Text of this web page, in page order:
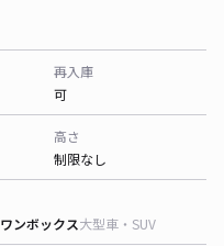
再入庫
可
高さ
制限なし
ワンボックス大型車・SUV